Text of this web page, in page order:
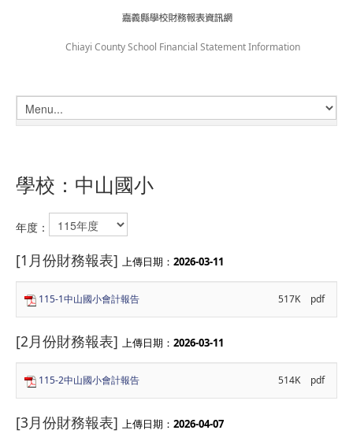
Chiayi County School Financial Statement Information
學校：中山國小
年度：
[1月份財務報表] 上傳日期： 2026-03-11
115-1中山國小會計報告 517K pdf
[2月份財務報表] 上傳日期： 2026-03-11
115-2中山國小會計報告 514K pdf
[3月份財務報表] 上傳日期： 2026-04-07